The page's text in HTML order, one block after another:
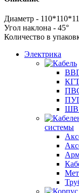
Диаметр -
Угол наклона - 45°
Количество в
Электрика
системы